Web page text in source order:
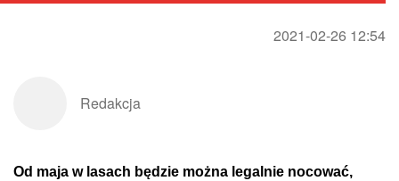
2021-02-26 12:54
Redakcja
Od maja w lasach będzie można legalnie nocować,